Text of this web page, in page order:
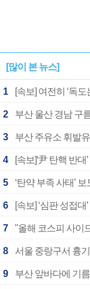
[많이 본 뉴스]
1
2
3 부산 주유소 휘발
4 [속보]‘尹 탄핵 반
5
6
7 "올해 코스피 사이
8 서울 중랑구서 흉
9 부산 앞바다에 기